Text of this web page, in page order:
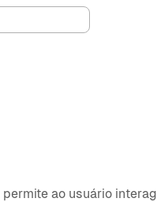
ao usuário